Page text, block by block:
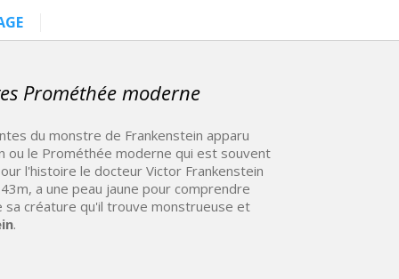
Prométhée moderne
du monstre de Frankenstein apparu
ou le Prométhée moderne qui est souvent
l'histoire le docteur Victor Frankenstein
a une peau jaune pour comprendre
sa créature qu'il trouve monstrueuse et
.